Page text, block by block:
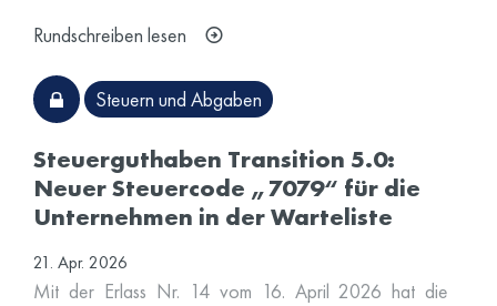
Rundschreiben lesen
Steuern und Abgaben
Steuerguthaben Transition 5.0:
Neuer Steuercode „7079“ für die
Unternehmen in der Warteliste
21. Apr. 2026
Mit der Erlass Nr. 14 vom 16. April 2026 hat die